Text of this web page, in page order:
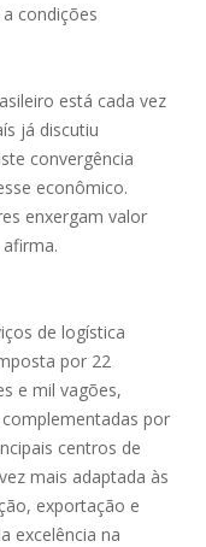
condições
está cada vez
já discutiu
convergência
econômico.
enxergam valor
de logística
por 22
e mil vagões,
por
centros de
mais adaptada às
exportação e
excelência na